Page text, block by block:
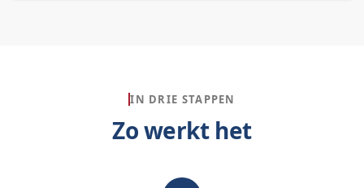
IN DRIE STAPPEN
Zo werkt het